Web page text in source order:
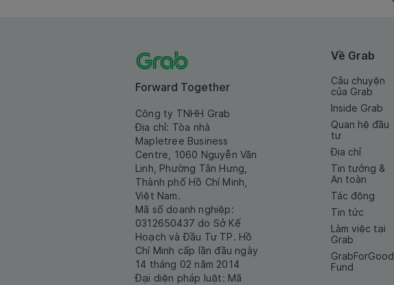
Forward Together
Công ty TNHH Grab
Địa chỉ: Tòa nhà
Mapletree Business
Centre, 1060 Nguyễn Văn
Linh, Phường Tân Hưng,
Thành phố Hồ Chí Minh,
Việt Nam.
Mã số doanh nghiệp:
0312650437 do Sở Kế
Hoạch và Đầu Tư TP. Hồ
Chí Minh cấp lần đầu ngày
14 tháng 02 năm 2014
Đại diện pháp luật: Mã
Về Grab
Câu chuyện
của Grab
Inside Grab
Quan hệ đầu
tư
Địa chỉ
Tin tưởng &
An toàn
Tác động
Tin tức
Làm việc tại
Grab
GrabForGood
Fund